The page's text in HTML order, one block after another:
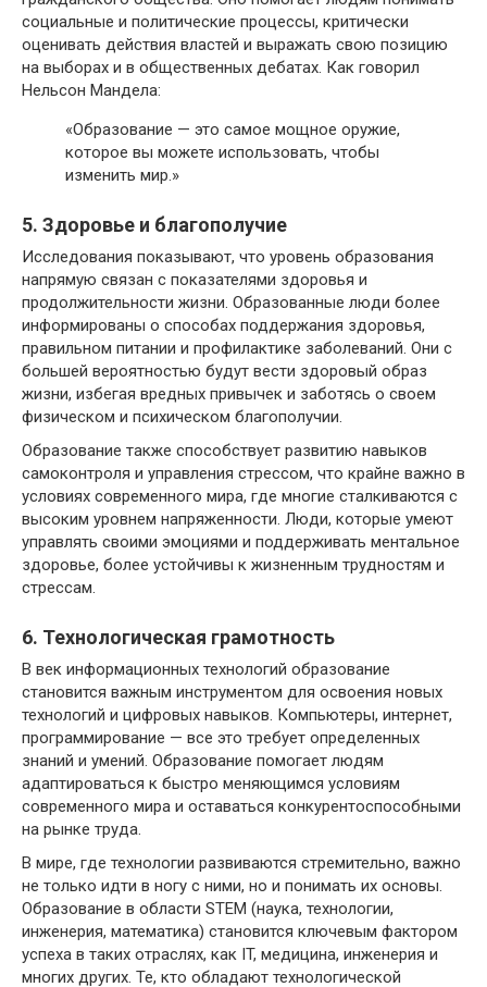
социальные и политические процессы, критически
оценивать действия властей и выражать свою позицию
на выборах и в общественных дебатах. Как говорил
Нельсон Мандела:
«Образование — это самое мощное оружие,
которое вы можете использовать, чтобы
изменить мир.»
5. Здоровье и благополучие
Исследования показывают, что уровень образования
напрямую связан с показателями здоровья и
продолжительности жизни. Образованные люди более
информированы о способах поддержания здоровья,
правильном питании и профилактике заболеваний. Они с
большей вероятностью будут вести здоровый образ
жизни, избегая вредных привычек и заботясь о своем
физическом и психическом благополучии.
Образование также способствует развитию навыков
самоконтроля и управления стрессом, что крайне важно в
условиях современного мира, где многие сталкиваются с
высоким уровнем напряженности. Люди, которые умеют
управлять своими эмоциями и поддерживать ментальное
здоровье, более устойчивы к жизненным трудностям и
стрессам.
6. Технологическая грамотность
В век информационных технологий образование
становится важным инструментом для освоения новых
технологий и цифровых навыков. Компьютеры, интернет,
программирование — все это требует определенных
знаний и умений. Образование помогает людям
адаптироваться к быстро меняющимся условиям
современного мира и оставаться конкурентоспособными
на рынке труда.
В мире, где технологии развиваются стремительно, важно
не только идти в ногу с ними, но и понимать их основы.
Образование в области STEM (наука, технологии,
инженерия, математика) становится ключевым фактором
успеха в таких отраслях, как IT, медицина, инженерия и
многих других. Те, кто обладают технологической